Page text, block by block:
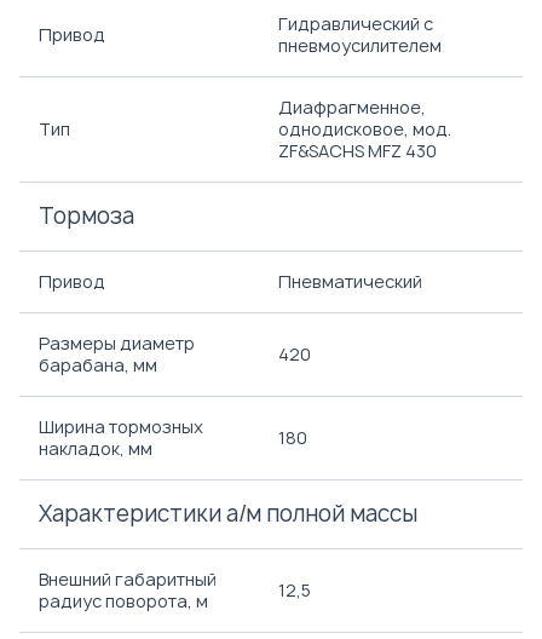
Привод
Гидравлический с
пневмоусилителем
Тип
Диафрагменное,
однодисковое, мод.
ZF&SACHS MFZ 430
Тормоза
Привод Пневматический
Размеры диаметр
барабана, мм
420
Ширина тормозных
накладок, мм
180
Характеристики а/м полной массы
Внешний габаритный
радиус поворота, м
12,5